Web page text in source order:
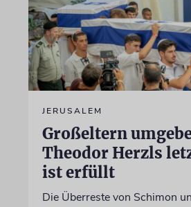
JERUSALEM
Großeltern
Theodor Herzls
ist erfüllt
Die Überreste von Schimon